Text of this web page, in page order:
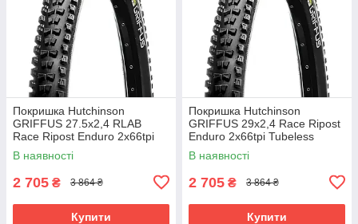
Покришка Hutchinson
GRIFFUS 27.5х2,4 RLAB
Race Ripost Enduro 2x66tpi
Tubeless Ready Складна
Black
В наявності
2 705 ₴ 3 864 ₴
Купити
Покришка Hutchinson
GRIFFUS 29х2,4 Race Ripost
Enduro 2x66tpi Tubeless
Ready Складана Black
В наявності
2 705 ₴ 3 864 ₴
Купити